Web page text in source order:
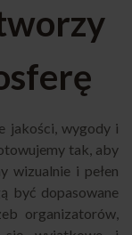
jakości, wygody i
tak, aby
wizualnie i pełen
być dopasowane
organizatorów,